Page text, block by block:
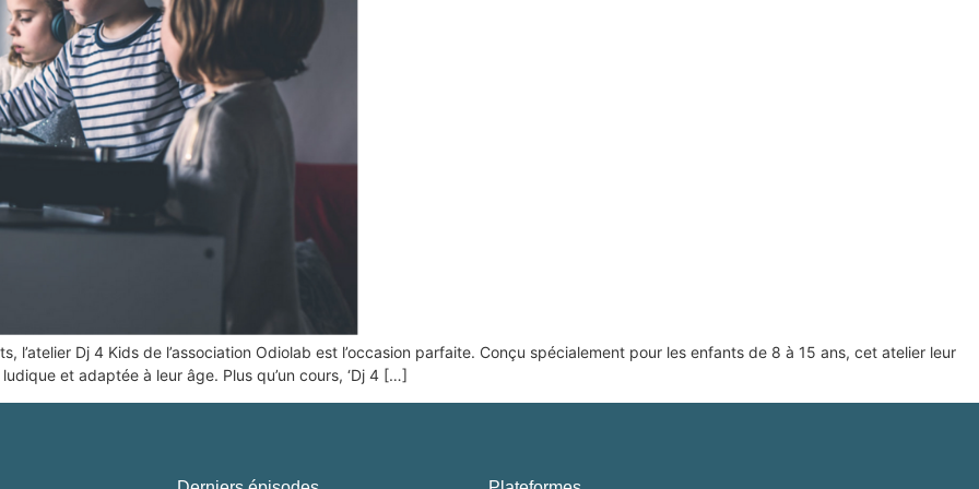
Dj 4 Kids de l’association Odiolab est l’occasion parfaite. Conçu spécialement pour les enfants de 8 à 15 ans, cet atelier leur
et adaptée à leur âge. Plus qu’un cours, ‘Dj 4 […]